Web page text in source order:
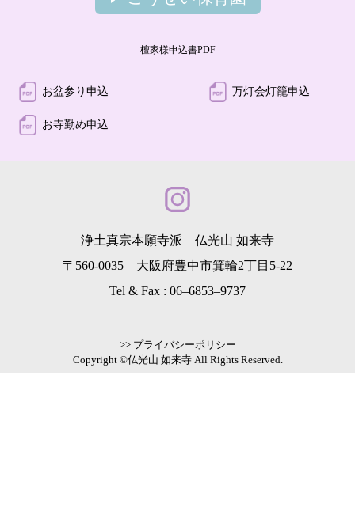
檀家様申込書PDF
お盆参り申込 万灯会灯籠申込
お寺勤め申込
浄土真宗本願寺派 仏光山 如来寺
〒560-0035 大阪府豊中市箕輪2丁目5-22
Tel & Fax : 06–6853–9737
>> プライバシーポリシー
Copyright ©仏光山 如来寺 All Rights Reserved.